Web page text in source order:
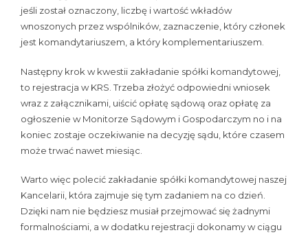
jeśli został oznaczony, liczbę i wartość wkładów
wnoszonych przez wspólników, zaznaczenie, który członek
jest komandytariuszem, a który komplementariuszem.
Następny krok w kwestii zakładanie spółki komandytowej,
to rejestracja w KRS. Trzeba złożyć odpowiedni wniosek
wraz z załącznikami, uiścić opłatę sądową oraz opłatę za
ogłoszenie w Monitorze Sądowym i Gospodarczym no i na
koniec zostaje oczekiwanie na decyzję sądu, które czasem
może trwać nawet miesiąc.
Warto więc polecić zakładanie spółki komandytowej naszej
Kancelarii, która zajmuje się tym zadaniem na co dzień.
Dzięki nam nie będziesz musiał przejmować się żadnymi
formalnościami, a w dodatku rejestracji dokonamy w ciągu